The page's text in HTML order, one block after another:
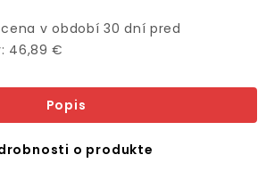
v období 30 dní pred
46,89 €
Popis
o produkte